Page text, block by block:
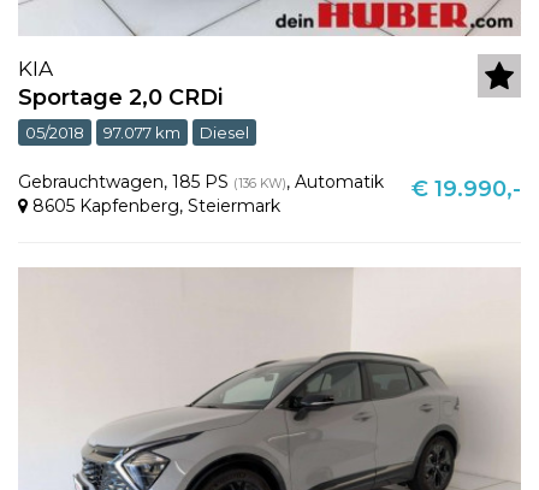
KIA
Sportage 2,0 CRDi
05/2018 97.077 km Diesel
Gebrauchtwagen, 185 PS (136 KW), Automatik
8605 Kapfenberg, Steiermark
€ 19.990,-